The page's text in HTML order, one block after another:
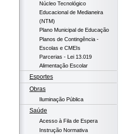
Núcleo Tecnológico
Educacional de Medianeira
(NTM)
Plano Municipal de Educação
Planos de Contingência -
Escolas e CMEIs
Parcerias - Lei 13.019
Alimentação Escolar
Esportes
Obras
Iluminação Pública
Saúde
Acesso à Fila de Espera
Instrução Normativa